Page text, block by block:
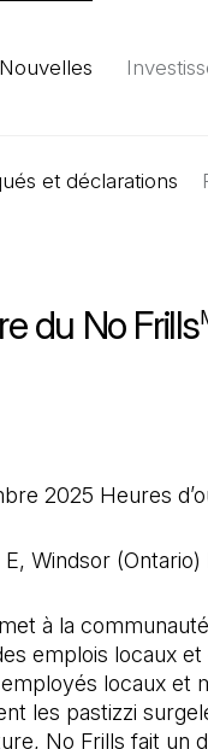
Nouvelles
Société
et déclarations
du No Frills
2025 Heures
Windsor (Ontario)
à la
emplois locaux
locaux et
les pastizzi
No Frills fait un